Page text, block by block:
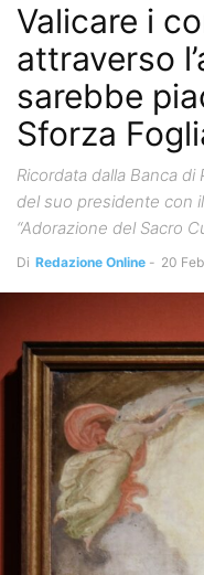
Valicare i
attraverso
sarebbe
Sforza
Ricordata dalla Banca di
del suo presidente con
“Adorazione del Sacro
Di Redazione Online - 20